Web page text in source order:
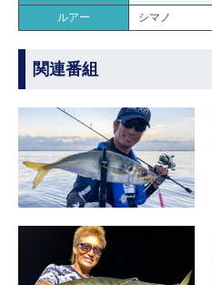
ルアー
シマノ
関連番組